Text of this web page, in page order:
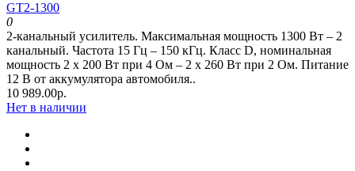
GT2-1300
0
2-канальный усилитель. Максимальная мощность 1300 Вт – 2
канальный. Частота 15 Гц – 150 кГц. Класс D, номинальная
мощность 2 x 200 Вт при 4 Oм – 2 x 260 Вт при 2 Oм. Питание
12 В от аккумулятора автомобиля..
10 989.00р.
Нет в наличии